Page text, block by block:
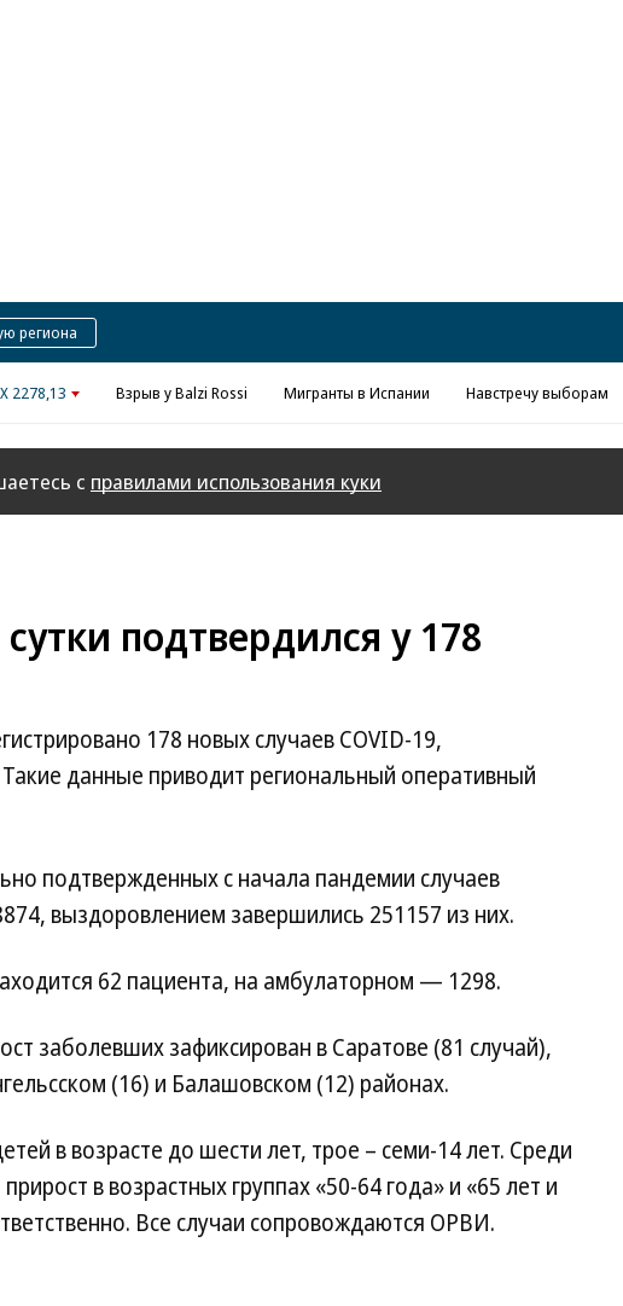
региона
2278,13 Взрыв у Balzi Rossi Мигранты в Испании Навстречу выборам
с правилами использования куки
подтвердился у 178
178 новых случаев COVID-19,
данные приводит региональный оперативный
подтвержденных с начала пандемии случаев
выздоровлением завершились 251157 из них.
62 пациента, на амбулаторном — 1298.
заболевших зафиксирован в Саратове (81 случай),
(16) и Балашовском (12) районах.
в возрасте до шести лет, трое – семи-14 лет. Среди
в возрастных группах «50-64 года» и «65 лет и
Все случаи сопровождаются ОРВИ.